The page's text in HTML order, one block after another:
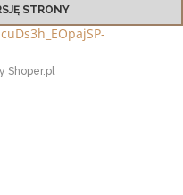
STRONY
Shoper.pl